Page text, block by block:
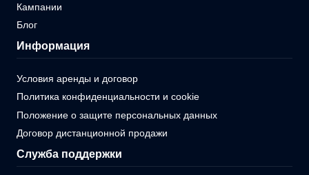
Кампании
Блог
Информация
Условия аренды и договор
Политика конфиденциальности и cookie
Положение о защите персональных данных
Договор дистанционной продажи
Служба поддержки